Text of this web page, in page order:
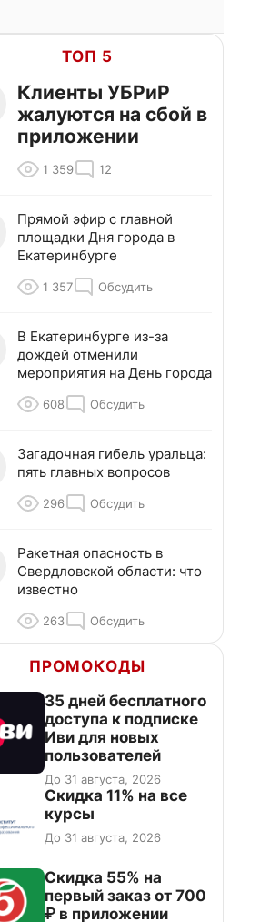
ТОП 5
Клиенты УБРиР
жалуются на сбой в
приложении
1 359 12
Прямой эфир с главной
площадки Дня города в
Екатеринбурге
1 357 Обсудить
В Екатеринбурге из-за
дождей отменили
мероприятия на День города
608 Обсудить
Загадочная гибель уральца:
пять главных вопросов
296 Обсудить
Ракетная опасность в
Свердловской области: что
известно
263 Обсудить
ПРОМОКОДЫ
35 дней бесплатного
доступа к подписке
Иви для новых
пользователей
До 31 августа, 2026
Скидка 11% на все
курсы
До 31 августа, 2026
Скидка 55% на
первый заказ от 700
₽ в приложении